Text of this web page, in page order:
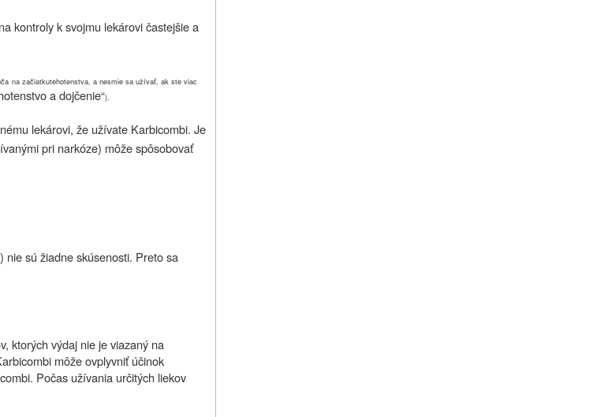
kontroly k svojmu lekárovi častejšie a
na začiatkutehotenstva, a nesmie sa užívať, ak ste viac
a dojčenie“).
lekárovi, že užívate Karbicombi. Je
pri narkóze) môže spôsobovať
sú žiadne skúsenosti. Preto sa
ktorých výdaj nie je viazaný na
môže ovplyvniť účinok
Počas užívania určitých liekov